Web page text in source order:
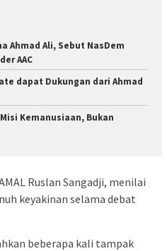
Ahmad Ali, Sebut NasDem
AAC
dapat Dukungan dari Ahmad
Kemanusiaan, Bukan
Ruslan Sangadji, menilai
keyakinan selama debat
beberapa kali tampak